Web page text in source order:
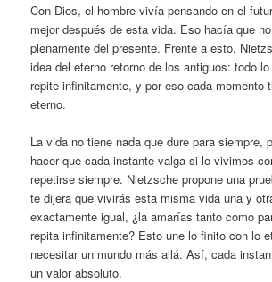
Con Dios, el hombre vivía pensando en el
mejor después de esta vida. Eso hacía que
plenamente del presente. Frente a esto,
idea del eterno retorno de los antiguos: todo
repite infinitamente, y por eso cada momento
eterno.
La vida no tiene nada que dure para siempre,
hacer que cada instante valga si lo vivimos
repetirse siempre. Nietzsche propone una
te dijera que vivirás esta misma vida una y
exactamente igual, ¿la amarías tanto como
repita infinitamente? Esto une lo finito con lo
necesitar un mundo más allá. Así, cada
un valor absoluto.